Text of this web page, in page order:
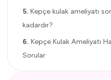
5. Kepçe kulak ameliyatı
kadardır?
6. Kepçe Kulak Ameliyatı
Sorular